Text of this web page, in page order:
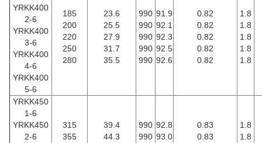
YRKK400
2-6
YRKK400
3-6
YRKK400
4-6
YRKK400
5-6
185
200
220
250
280
23.6
25.5
27.9
31.7
35.5
990
990
990
990
990
91.9
92.1
92.3
92.5
92.6
0.82
0.82
0.82
0.82
0.82
1.8
1.8
1.8
1.8
1.8
YRKK450
1-6
YRKK450
2-6
315
355
39.4
44.3
990
990
92.8
93.0
0.83
0.83
1.8
1.8